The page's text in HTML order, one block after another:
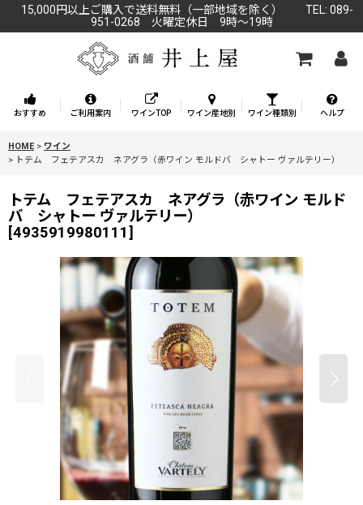
15,000円以上ご購入で送料無料（一部地域を除く） TEL: 089-
951-0268 火曜定休日 9時～19時
おすすめ ご利用案内 ワインTOP ワイン産地別 ワイン種類別 ヘルプ
HOME > ワイン
> トテム フェテアスカ ネアグラ（赤ワイン モルドバ シャトー ヴァルテリー）
トテム フェテアスカ ネアグラ（赤ワイン モルド
バ シャトー ヴァルテリー）
[4935919980111]